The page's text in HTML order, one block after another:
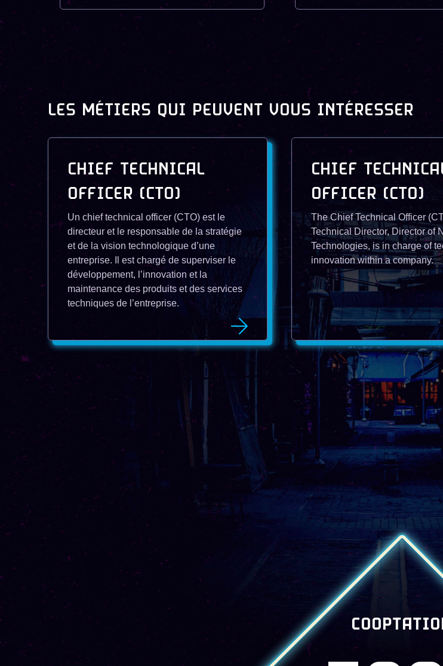
LES MÉTIERS QUI PEUVENT VOUS INTÉRESSER
CHIEF TECHNICAL
OFFICER (CTO)
Un chief technical officer (CTO) est le
directeur et le responsable de la stratégie
et de la vision technologique d’une
entreprise. Il est chargé de superviser le
développement, l’innovation et la
maintenance des produits et des services
techniques de l’entreprise.
CHIEF
OFFICER (CTO)
The Chief Technical Officer
Technical Director, Director of
Technologies, is in charge of
innovation within a company.